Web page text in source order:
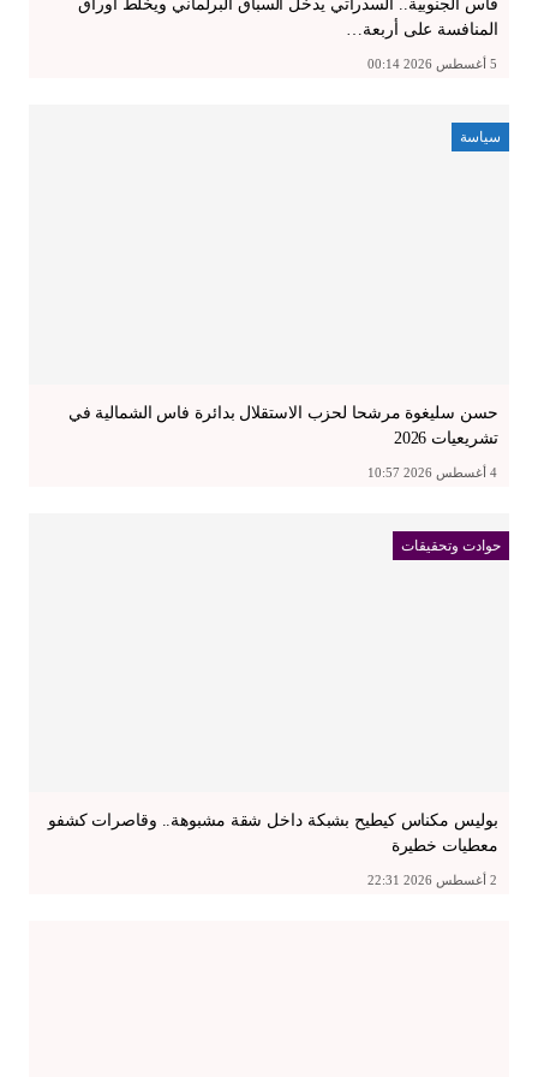
فاس الجنوبية.. السدراتي يدخل السباق البرلماني ويخلط أوراق
المنافسة على أربعة…
5 أغسطس 2026 00:14
سياسة
حسن سليغوة مرشحا لحزب الاستقلال بدائرة فاس الشمالية في
تشريعيات 2026
4 أغسطس 2026 10:57
حوادت وتحقيقات
بوليس مكناس كيطيح بشبكة داخل شقة مشبوهة.. وقاصرات كشفو
معطيات خطيرة
2 أغسطس 2026 22:31